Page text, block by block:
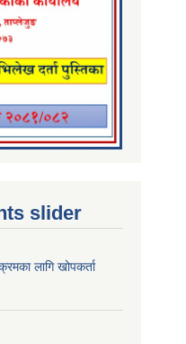
slider
लागि खोपकर्ता